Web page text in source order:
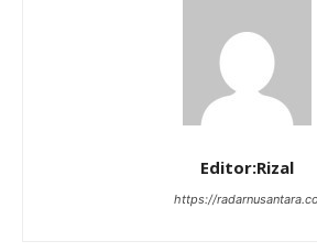
Editor:Rizal
https://radarnusantara.co